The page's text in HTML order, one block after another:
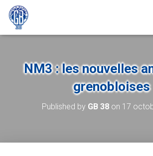
NM3 : les nouvelles
grenobloises
Published by GB 38 on 17